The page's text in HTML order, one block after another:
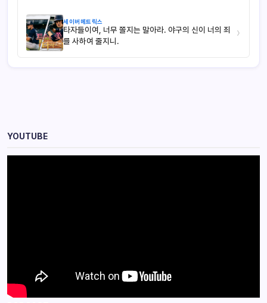
세이버메트릭스
타자들이여, 너무 쫄지는 말아라. 야구의 신이 너의 죄
를 사하여 줄지니.
›
YOUTUBE